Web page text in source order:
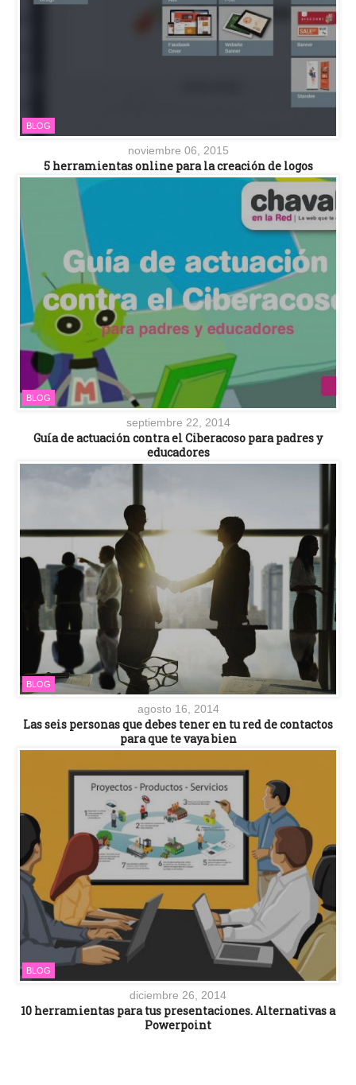
BLOG
noviembre 06, 2015
5 herramientas online para la creación de logos
BLOG
septiembre 22, 2014
Guía de actuación contra el Ciberacoso para padres y
educadores
BLOG
agosto 16, 2014
Las seis personas que debes tener en tu red de contactos
para que te vaya bien
BLOG
diciembre 26, 2014
10 herramientas para tus presentaciones. Alternativas a
Powerpoint